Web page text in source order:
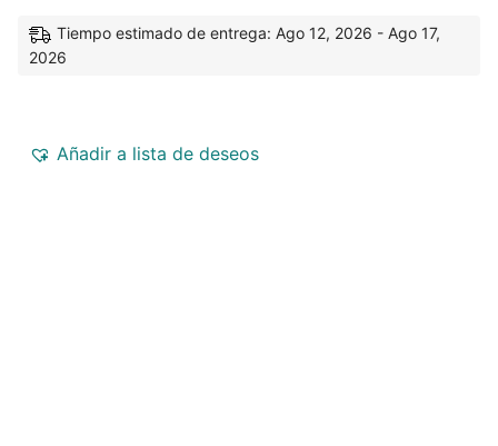
Tiempo estimado de entrega: Ago 12, 2026 - Ago 17,
2026
Añadir a lista de deseos